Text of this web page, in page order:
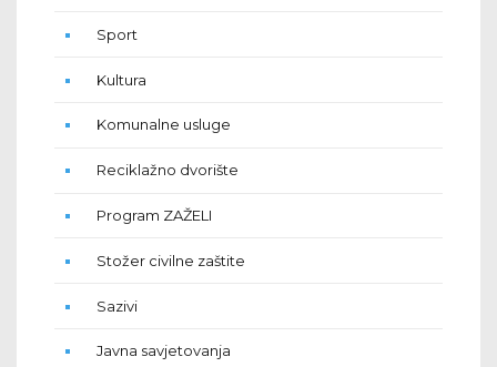
Sport
Kultura
Komunalne usluge
Reciklažno dvorište
Program ZAŽELI
Stožer civilne zaštite
Sazivi
Javna savjetovanja